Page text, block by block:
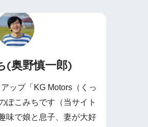
(奥野慎一郎)
ップ「KG Motors（くっ
ぽこみちです（当サイト
味で娘と息子、妻が大好